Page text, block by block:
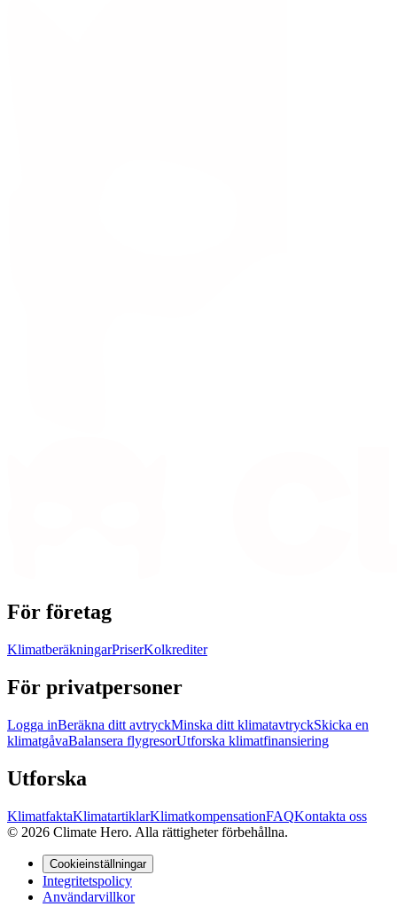
För företag
KlimatberäkningarPriserKolkrediter
För privatpersoner
Logga inBeräkna ditt avtryckMinska ditt klimatavtryckSkicka en
klimatgåvaBalansera flygresorUtforska klimatfinansiering
Utforska
KlimatfaktaKlimatartiklarKlimatkompensationFAQKontakta oss
© 2026 Climate Hero. Alla rättigheter förbehållna.
Cookieinställningar
Integritetspolicy
Användarvillkor